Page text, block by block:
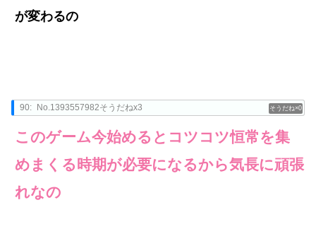
が変わるの
0
90: No.1393557982そうだねx3
このゲーム今始めるとコツコツ恒常を集
めまくる時期が必要になるから気長に頑張
れなの